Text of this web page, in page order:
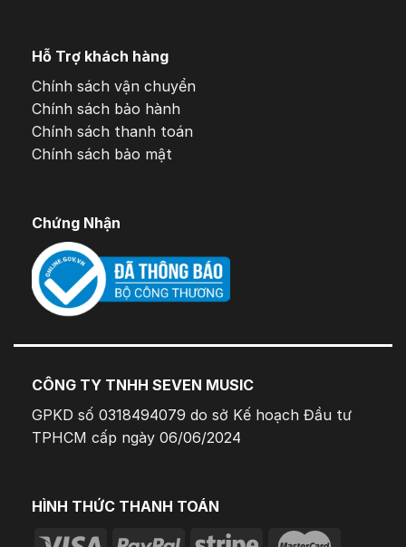
Hỗ Trợ khách hàng
Chính sách vận chuyển
Chính sách bảo hành
Chính sách thanh toán
Chính sách bảo mật
Chứng Nhận
CÔNG TY TNHH SEVEN MUSIC
GPKD số 0318494079 do sở Kế hoạch Đầu tư
TPHCM cấp ngày 06/06/2024
HÌNH THỨC THANH TOÁN